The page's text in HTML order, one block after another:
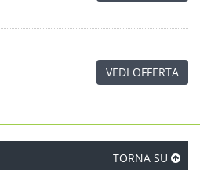
VEDI OFFERTA
TORNA SU